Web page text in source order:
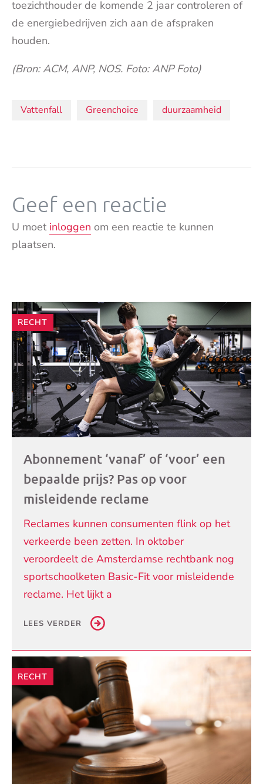
toezichthouder de komende 2 jaar controleren of
de energiebedrijven zich aan de afspraken
houden.
(Bron: ACM, ANP, NOS. Foto: ANP Foto)
Onderwerpen:
Vattenfall Greenchoice duurzaamheid
Geef een reactie
U moet inloggen om een reactie te kunnen
plaatsen.
Andere
artikelen
RECHT
Abonnement ‘vanaf’ of ‘voor’ een
bepaalde prijs? Pas op voor
misleidende reclame
Reclames kunnen consumenten flink op het
verkeerde been zetten. In oktober
veroordeelt de Amsterdamse rechtbank nog
sportschoolketen Basic-Fit voor misleidende
reclame. Het lijkt a
LEES VERDER
RECHT